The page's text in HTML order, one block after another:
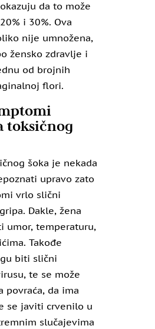
da to može
i 30%. Ova
nije umnožena,
žensko zdravlje i
od brojnih
flori.
toksičnog
šoka je nekada
upravo zato
vrlo slični
Dakle, žena
umor, temperaturu,
Takođe
biti slični
te se može
povraća, da ima
se javiti crvenilo u
slučajevima